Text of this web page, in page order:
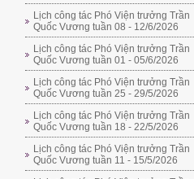
Lịch công tác Phó Viện trưởng Trần
Quốc Vương tuần 08 - 12/6/2026
Lịch công tác Phó Viện trưởng Trần
Quốc Vương tuần 01 - 05/6/2026
Lịch công tác Phó Viện trưởng Trần
Quốc Vương tuần 25 - 29/5/2026
Lịch công tác Phó Viện trưởng Trần
Quốc Vương tuần 18 - 22/5/2026
Lịch công tác Phó Viện trưởng Trần
Quốc Vương tuần 11 - 15/5/2026